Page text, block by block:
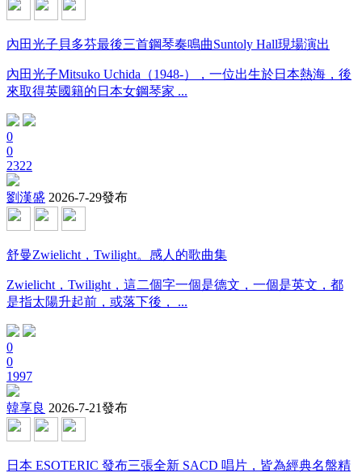
內田光子貝多芬最後三首鋼琴奏鳴曲Suntoly Hall現場演出
內田光子Mitsuko Uchida（1948-），一位出生於日本熱海，後
來取得英國籍的日本女鋼琴家 ...
0
0
2322
劉漢盛 2026-7-29發布
舒曼Zwielicht，Twilight。感人的歌曲集
Zwielicht，Twilight，這二個字一個是德文，一個是英文，都
是指太陽升起前，或落下後， ...
0
0
1997
韓享良 2026-7-21發布
日本 ESOTERIC 發布三張全新 SACD 唱片，皆為經典名盤精